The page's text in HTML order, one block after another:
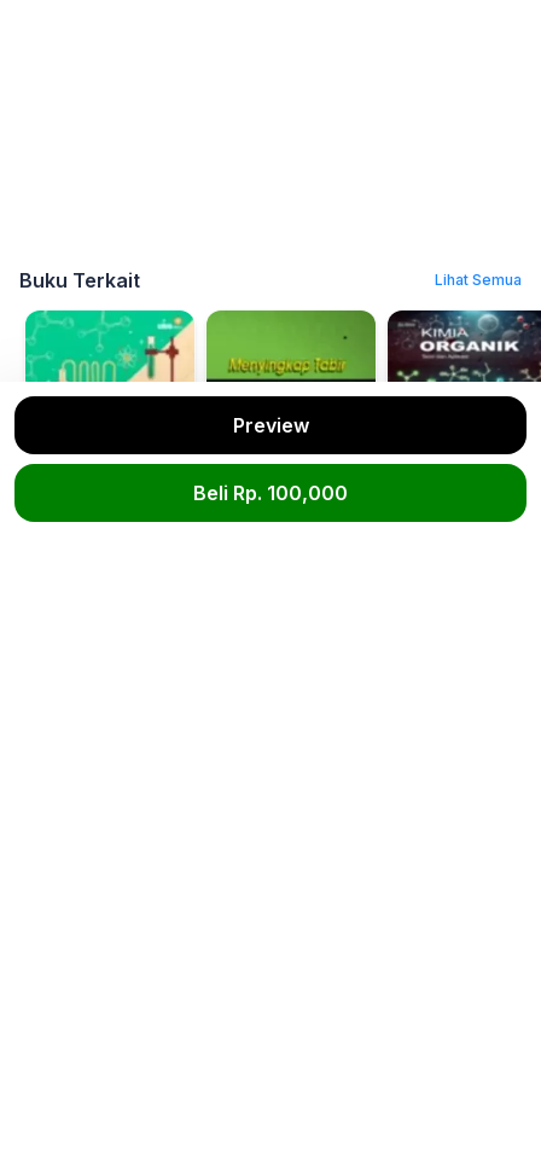
Buku Terkait Lihat Semua
Preview
Beli Rp. 100,000